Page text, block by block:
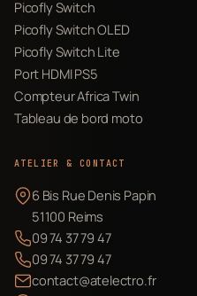
Picofly Switch
Picofly Switch OLED
Picofly Switch Lite
Port HDMI PS5
Compteur Africa Twin
Tableau de bord moto
ATELIER & CONTACT
6 Bis Rue Denis Papin
51100 Reims
09 74 37 79 47
09 74 37 79 47
contact@atelectro.fr